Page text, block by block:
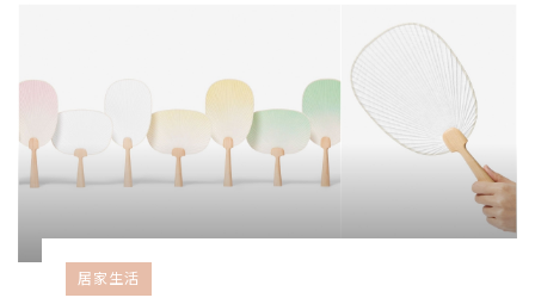
居家生活